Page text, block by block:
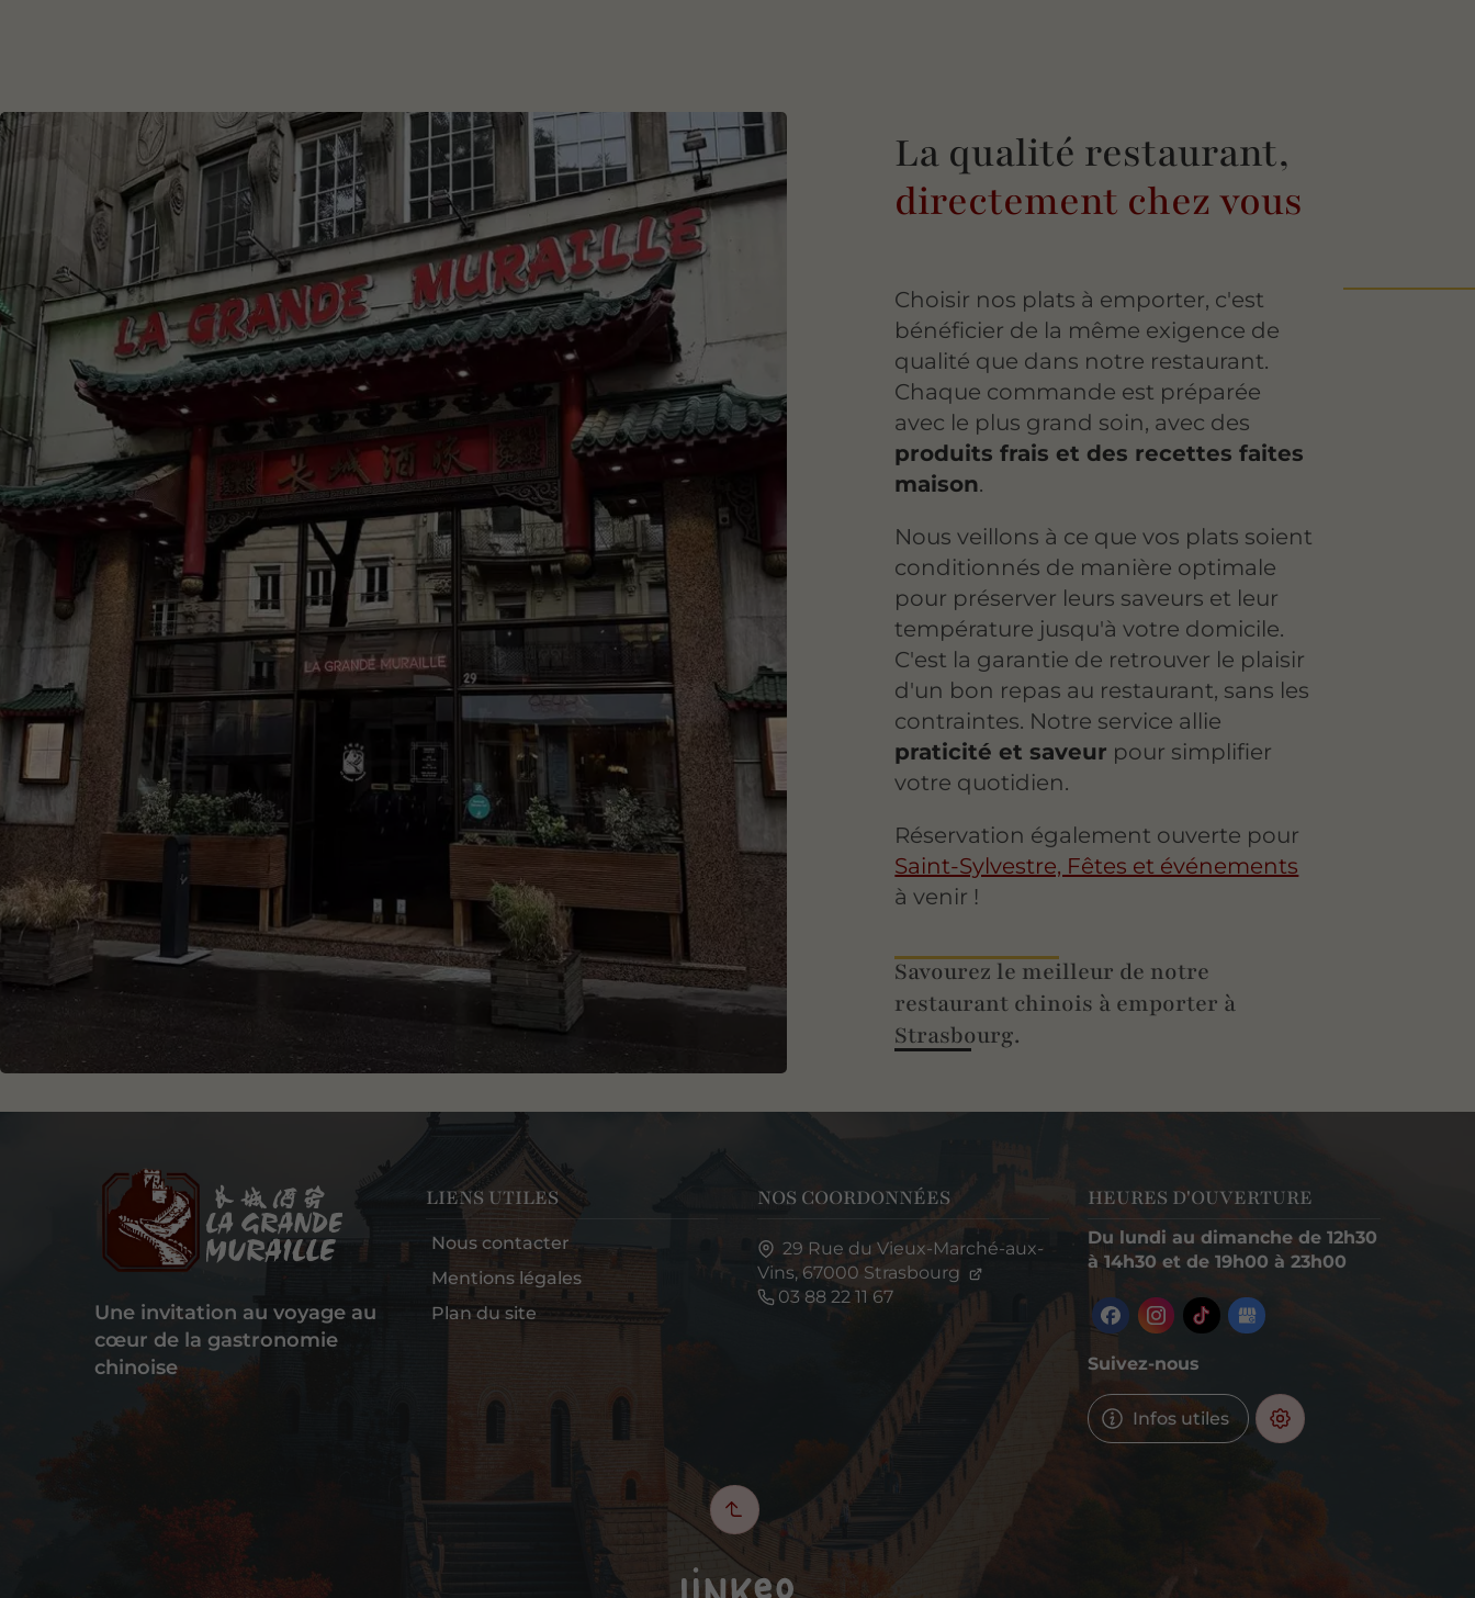
La qualité restaurant,
directement chez vous
Choisir nos plats à emporter, c'est
bénéficier de la même exigence de
qualité que dans notre restaurant.
Chaque commande est préparée
avec le plus grand soin, avec des
produits frais et des recettes faites
maison.
Nous veillons à ce que vos plats soient
conditionnés de manière optimale
pour préserver leurs saveurs et leur
température jusqu'à votre domicile.
C'est la garantie de retrouver le plaisir
d'un bon repas au restaurant, sans les
contraintes. Notre service allie
praticité et saveur pour simplifier
votre quotidien.
Réservation également ouverte pour
Saint-Sylvestre, Fêtes et événements
à venir !
Savourez le meilleur de notre
restaurant chinois à emporter à
Strasbourg.
Une invitation au voyage au
cœur de la gastronomie
chinoise
LIENS UTILES
Nous contacter
Mentions légales
Plan du site
NOS COORDONNÉES
29 Rue du Vieux-Marché-aux-
Vins, 67000 Strasbourg
03 88 22 11 67
HEURES D'OUVERTURE
Du lundi au dimanche de 12h30
à 14h30 et de 19h00 à 23h00
Suivez-nous
Infos utiles